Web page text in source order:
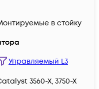
в стойку
Управляемый L3
3560-X, 3750-X